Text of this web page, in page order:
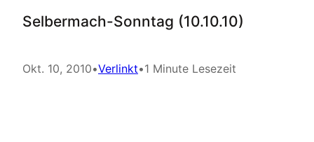
Selbermach-Sonntag (10.10.10)
Okt. 10, 2010•Verlinkt•1 Minute Lesezeit